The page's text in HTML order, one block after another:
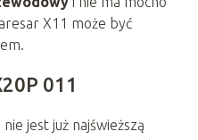
X11 może być
011
jest już najświeższą